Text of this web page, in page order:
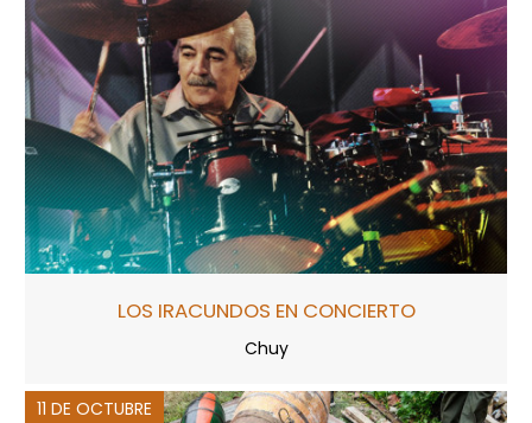
LOS IRACUNDOS EN CONCIERTO
Chuy
11 DE OCTUBRE